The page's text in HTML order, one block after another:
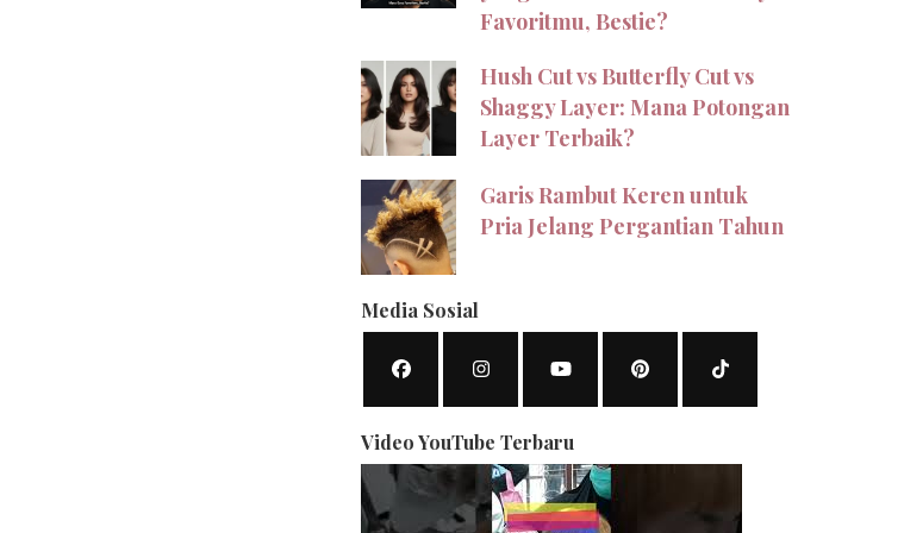
Favoritmu, Bestie?
Hush Cut vs Butterfly Cut vs
Shaggy Layer: Mana Potongan
Layer Terbaik?
Garis Rambut Keren untuk
Pria Jelang Pergantian Tahun
Media Sosial
Video YouTube Terbaru